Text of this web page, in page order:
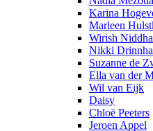
Karina
Marleen
Wirish Niddha
Nikki
Suzanne de
Ella van der
Wil van Eijk
Daisy
Chloë Peeters
Jeroen Appel